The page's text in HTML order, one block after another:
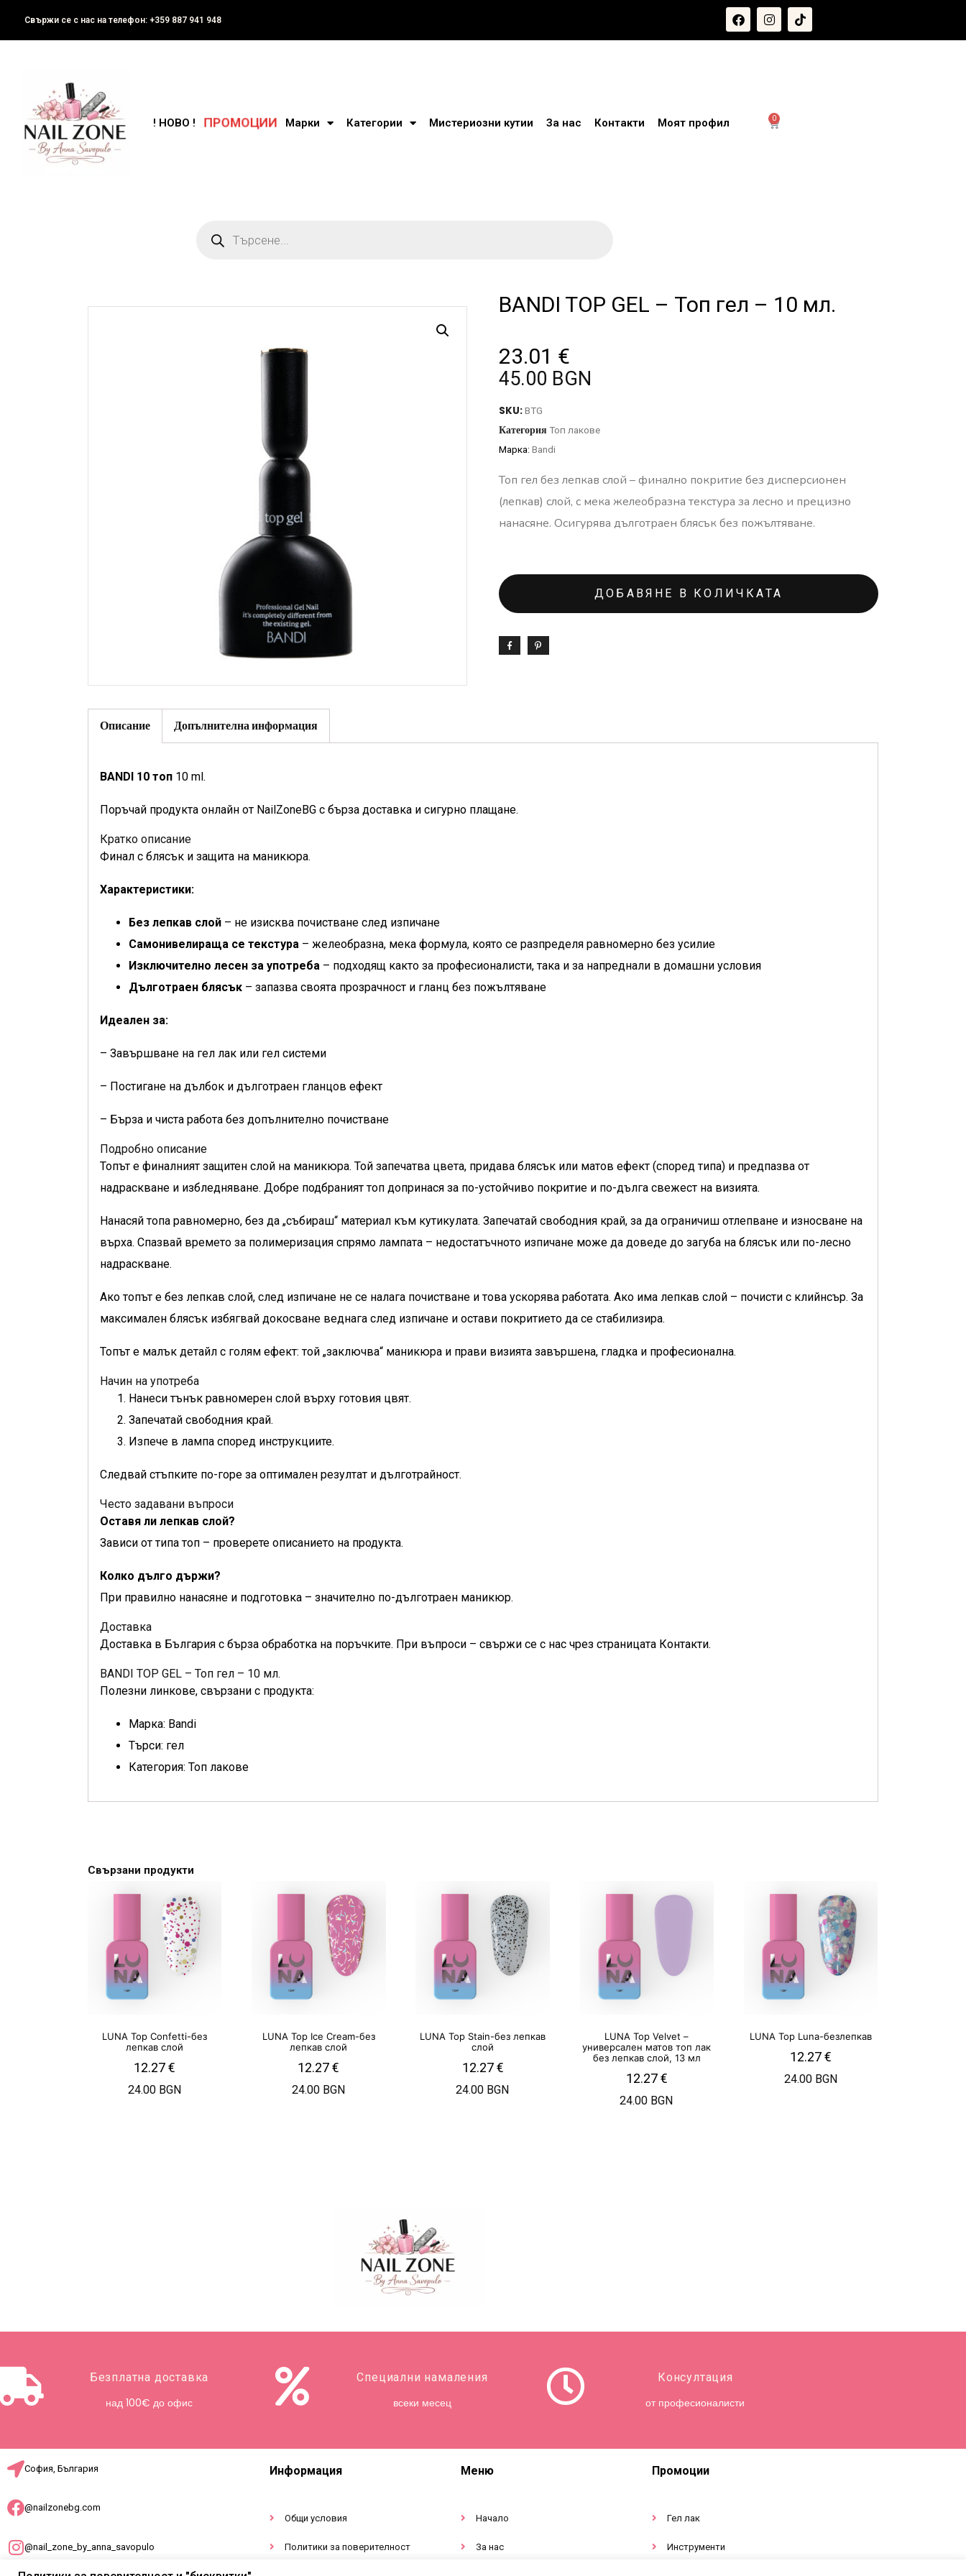
Свържи се с нас на телефон: +359 887 941 948
0
! НОВО ! ПРОМОЦИИ Марки Категории Мистериозни кутии За нас Контакти Моят профил
BANDI TOP GEL – Топ гел – 10 мл.
23.01 €
45.00 BGN
SKU:BTG
Категория Топ лакове
Марка: Bandi
Топ гел без лепкав слой – финално покритие без дисперсионен
(лепкав) слой, с мека желеобразна текстура за лесно и прецизно
нанасяне. Осигурява дълготраен блясък без пожълтяване.
ДОБАВЯНЕ В КОЛИЧКАТА
Описание Допълнителна информация
BANDI 10 топ 10 ml.
Поръчай продукта онлайн от NailZoneBG с бърза доставка и сигурно плащане.
Кратко описание
Финал с блясък и защита на маникюра.
Характеристики:
Без лепкав слой – не изисква почистване след изпичане
Самонивелираща се текстура – желеобразна, мека формула, която се разпределя равномерно без усилие
Изключително лесен за употреба – подходящ както за професионалисти, така и за напреднали в домашни условия
Дълготраен блясък – запазва своята прозрачност и гланц без пожълтяване
Идеален за:
– Завършване на гел лак или гел системи
– Постигане на дълбок и дълготраен гланцов ефект
– Бърза и чиста работа без допълнително почистване
Подробно описание
Топът е финалният защитен слой на маникюра. Той запечатва цвета, придава блясък или матов ефект (според типа) и предпазва от
надраскване и избледняване. Добре подбраният топ допринася за по-устойчиво покритие и по-дълга свежест на визията.
Нанасяй топа равномерно, без да „събираш“ материал към кутикулата. Запечатай свободния край, за да ограничиш отлепване и износване на
върха. Спазвай времето за полимеризация спрямо лампата – недостатъчното изпичане може да доведе до загуба на блясък или по-лесно
надраскване.
Ако топът е без лепкав слой, след изпичане не се налага почистване и това ускорява работата. Ако има лепкав слой – почисти с клийнсър. За
максимален блясък избягвай докосване веднага след изпичане и остави покритието да се стабилизира.
Топът е малък детайл с голям ефект: той „заключва“ маникюра и прави визията завършена, гладка и професионална.
Начин на употреба
Нанеси тънък равномерен слой върху готовия цвят.
Запечатай свободния край.
Изпече в лампа според инструкциите.
Следвай стъпките по-горе за оптимален резултат и дълготрайност.
Често задавани въпроси
Оставя ли лепкав слой?
Зависи от типа топ – проверете описанието на продукта.
Колко дълго държи?
При правилно нанасяне и подготовка – значително по-дълготраен маникюр.
Доставка
Доставка в България с бърза обработка на поръчките. При въпроси – свържи се с нас чрез страницата Контакти.
BANDI TOP GEL – Топ гел – 10 мл.
Полезни линкове, свързани с продукта:
Марка: Bandi
Търси: гел
Категория: Топ лакове
Свързани продукти
LUNA Top Confetti-без
лепкав слой
12.27€
24.00 BGN
LUNA Top Ice Cream-без
лепкав слой
12.27€
24.00 BGN
LUNA Top Stain-без лепкав
слой
12.27€
24.00 BGN
LUNA Top Velvet –
универсален матов топ лак
без лепкав слой, 13 мл
12.27€
24.00 BGN
LUNA Top Luna-безлепкав
12.27€
24.00 BGN
Безплатна доставка
над 100€ до офис
Специални намаления
всеки месец
Консултация
от професионалисти
София, България
@nailzonebg.com
@nail_zone_by_anna_savopulo
Информация
Общи условия
Политики за поверителност
Меню
Начало
За нас
Промоции
Гел лак
Инструменти